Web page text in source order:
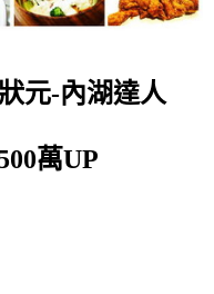
元-內湖達人
萬UP